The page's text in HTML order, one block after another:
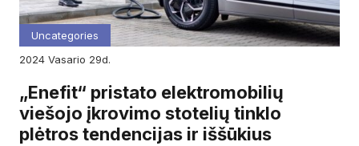
Uncategories
2024
vasario 29d.
„Enefit“ pristato elektromobilių
viešojo įkrovimo stotelių tinklo
plėtros tendencijas ir iššūkius